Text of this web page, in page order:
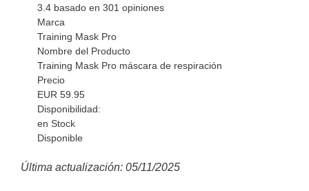
3.4 basado en301 opiniones
Marca
Training Mask Pro
Nombre del Producto
Training Mask Pro máscara de respiración
Precio
EUR 59.95
Disponibilidad:
en Stock
Disponible
Última actualización: 05/11/2025